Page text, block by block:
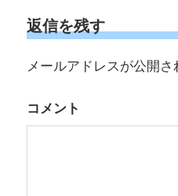
ゲ
ー
ョ
返信を残す
メールアドレスが公開さ
コメント